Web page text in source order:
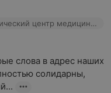
ГУ «Республиканский научно-практический центр медицинской экспертизы и реабилитаци», ул. Макаенка, 17
слова в адрес наших
солидарны,